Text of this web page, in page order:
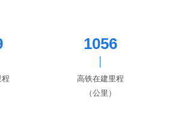
1056
高铁在建里程
（公里）